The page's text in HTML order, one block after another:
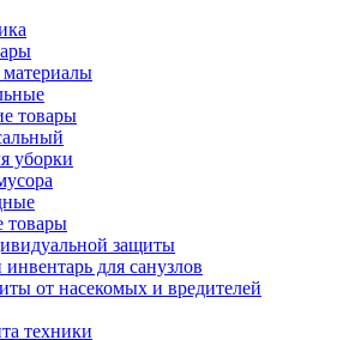
товары
уборки
товары
защиты
для санузлов
от насекомых и вредителей
техники